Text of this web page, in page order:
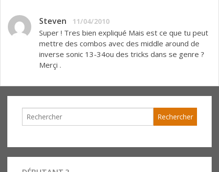
Steven 11/04/2010
Super ! Tres bien expliqué Mais est ce que tu peut
mettre des combos avec des middle around de
inverse sonic 13-34ou des tricks dans se genre ?
Merçi .